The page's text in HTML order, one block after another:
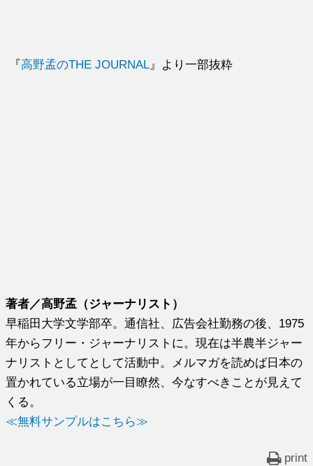
『高野孟のTHE JOURNAL 』より一部抜粋
著者／高野孟（ジャーナリスト）
早稲田大学文学部卒。通信社、広告会社勤務の後、1975
年からフリー・ジャーナリストに。現在は半農半ジャー
ナリストとしてとして活動中。メルマガを読めば日本の
置かれている立場が一目瞭然、今なすべきことが見えて
くる。
≪無料サンプルはこちら≫
print